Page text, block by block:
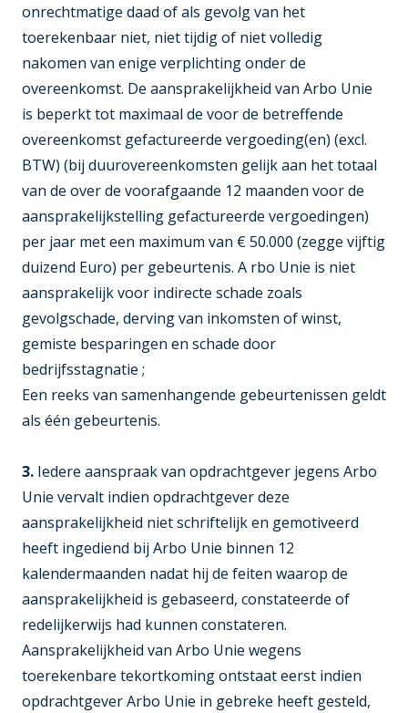
onrechtmatige daad of als gevolg van het
toerekenbaar niet, niet tijdig of niet volledig
nakomen van enige verplichting onder de
overeenkomst. De aansprakelijkheid van Arbo Unie
is beperkt tot maximaal de voor de betreffende
overeenkomst gefactureerde vergoeding(en) (excl.
BTW) (bij duurovereenkomsten gelijk aan het totaal
van de over de voorafgaande 12 maanden voor de
aansprakelijkstelling gefactureerde vergoedingen)
per jaar met een maximum van € 50.000 (zegge vijftig
duizend Euro) per gebeurtenis. A rbo Unie is niet
aansprakelijk voor indirecte schade zoals
gevolgschade, derving van inkomsten of winst,
gemiste besparingen en schade door
bedrijfsstagnatie ;
Een reeks van samenhangende gebeurtenissen geldt
als één gebeurtenis.
3. Iedere aanspraak van opdrachtgever jegens Arbo
Unie vervalt indien opdrachtgever deze
aansprakelijkheid niet schriftelijk en gemotiveerd
heeft ingediend bij Arbo Unie binnen 12
kalendermaanden nadat hij de feiten waarop de
aansprakelijkheid is gebaseerd, constateerde of
redelijkerwijs had kunnen constateren.
Aansprakelijkheid van Arbo Unie wegens
toerekenbare tekortkoming ontstaat eerst indien
opdrachtgever Arbo Unie in gebreke heeft gesteld,